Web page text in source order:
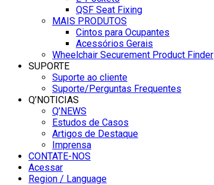
QSF Seat Fixing
MAIS PRODUTOS
Cintos para Ocupantes
Acessórios Gerais
Wheelchair Securement Product Finder
SUPORTE
Suporte ao cliente
Suporte/Perguntas Frequentes
Q’NOTICIAS
Q’NEWS
Estudos de Casos
Artigos de Destaque
Imprensa
CONTATE-NOS
Acessar
Region / Language